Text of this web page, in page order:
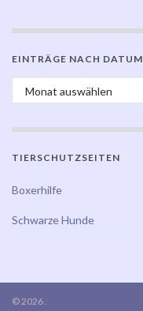
EINTRÄGE NACH DATUM
Einträge nach Datum
TIERSCHUTZSEITEN
Boxerhilfe
Schwarze Hunde
© 2026 .